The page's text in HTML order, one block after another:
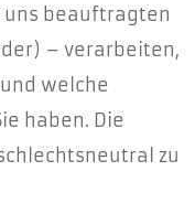
beauftragten
– verarbeiten,
welche
haben. Die
zu